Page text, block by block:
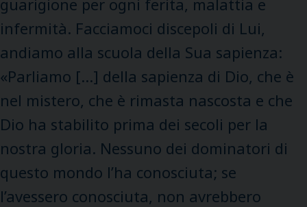
infermità. Facciamoci discepoli di Lui,
andiamo alla scuola della Sua sapienza:
«Parliamo […] della sapienza di Dio, che è
nel mistero, che è rimasta nascosta e che
Dio ha stabilito prima dei secoli per la
nostra gloria. Nessuno dei dominatori di
questo mondo l’ha conosciuta; se
l’avessero conosciuta, non avrebbero